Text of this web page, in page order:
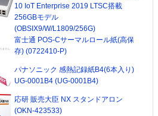
10 IoT Enterprise 2019 LTSC搭載
256GBモデル
(OBSIX9/W/L1809/256G)
富士通 POS-Cサーマルロール紙(高保
存) (0722410-P)
パナソニック 感熱記録紙B4(6本入り)
UG-0001B4 (UG-0001B4)
応研 販売大臣 NX スタンドアロン
(OKN-423533)